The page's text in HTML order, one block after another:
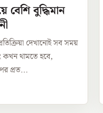
বেশি বুদ্ধিমান
দেখানোই সব সময়
কখন থামতে হবে,
প্রত...